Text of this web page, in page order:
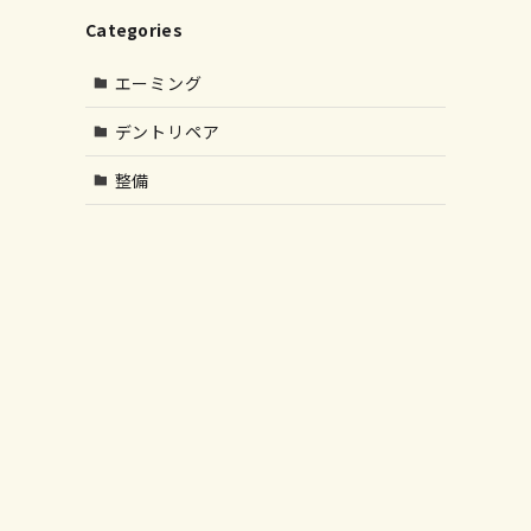
Categories
エーミング
デントリペア
整備